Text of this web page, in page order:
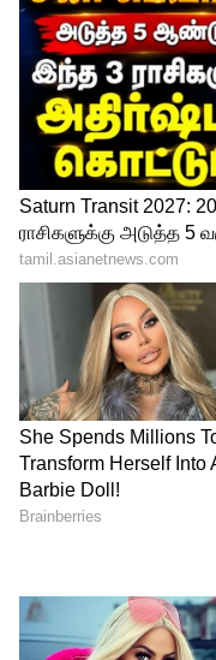
10 ரம்ஜான்,
04 தெலுங்கு
வருடப்பிறப்பு
பிறந்தநாள்,
உள்ளிட்ட
27ம்
பொது விடுமுறை
பொது
நாட்கள் தொடர்